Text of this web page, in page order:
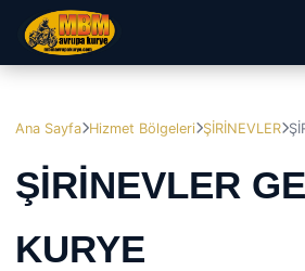
Ana Sayfa Hizmet Bölgeleri ŞİRİNEVLER
ŞİRİNEVLER
KURYE